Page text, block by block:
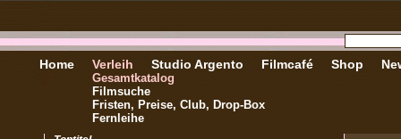
Home Verleih
Gesamtkatalog
Filmsuche
Fristen, Preise, Club, Drop-Box
Fernleihe
Studio Argento Filmcafé Shop